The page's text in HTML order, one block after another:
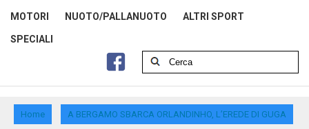
MOTORI NUOTO/PALLANUOTO ALTRI SPORT
SPECIALI
Home A BERGAMO SBARCA ORLANDINHO, L’EREDE DI GUGA